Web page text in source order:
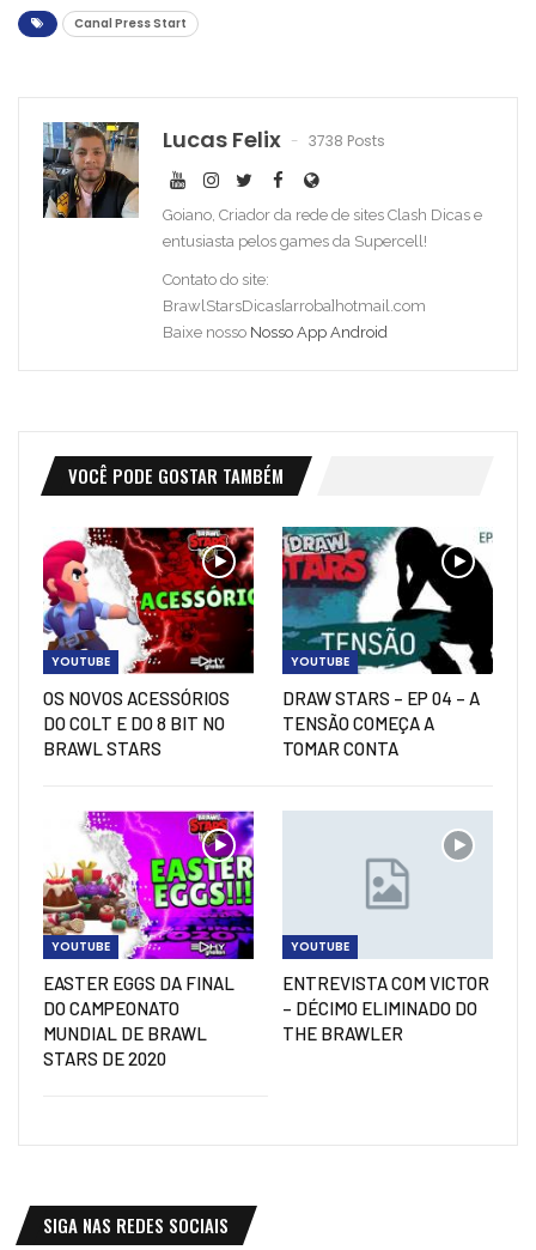
Canal Press Start
Lucas Felix 3738 Posts
Goiano, Criador da rede de sites Clash Dicas e
entusiasta pelos games da Supercell!
Contato do site:
BrawlStarsDicas[arroba]hotmail.com
Baixe nosso Nosso App Android
VOCÊ PODE GOSTAR TAMBÉM
YOUTUBE
OS NOVOS ACESSÓRIOS
DO COLT E DO 8 BIT NO
BRAWL STARS
YOUTUBE
DRAW STARS – EP 04 – A
TENSÃO COMEÇA A
TOMAR CONTA
YOUTUBE
EASTER EGGS DA FINAL
DO CAMPEONATO
MUNDIAL DE BRAWL
STARS DE 2020
YOUTUBE
ENTREVISTA COM VICTOR
– DÉCIMO ELIMINADO DO
THE BRAWLER
SIGA NAS REDES SOCIAIS